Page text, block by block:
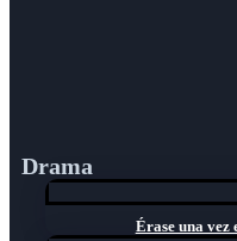
Drama
Érase una